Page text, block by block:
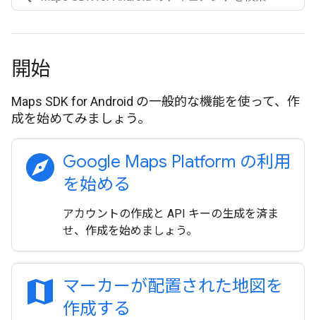
開始
Maps SDK for Android の一般的な機能を使って、作
成を始めてみましょう。
explore Google Maps Platform の利用
を始める
アカウントの作成と API キーの生成を済ま
せ、作成を始めましょう。
map マーカーが配置された地図を
作成する